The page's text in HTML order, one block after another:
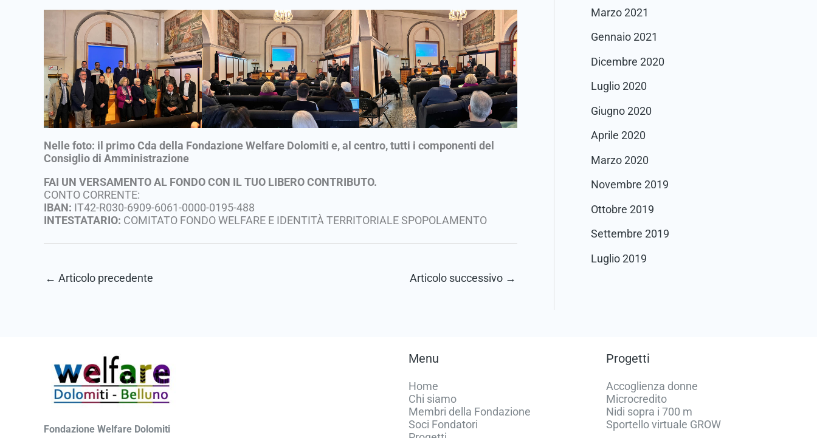
Nelle foto: il primo Cda della Fondazione Welfare Dolomiti e, al centro, tutti i componenti del
Consiglio di Amministrazione
FAI UN VERSAMENTO AL FONDO CON IL TUO LIBERO CONTRIBUTO.
CONTO CORRENTE:
IBAN: IT42-R030-6909-6061-0000-0195-488
INTESTATARIO: COMITATO FONDO WELFARE E IDENTITÀ TERRITORIALE SPOPOLAMENTO
← Articolo precedente Articolo successivo →
Marzo 2021
Gennaio 2021
Dicembre 2020
Luglio 2020
Giugno 2020
Aprile 2020
Marzo 2020
Novembre 2019
Ottobre 2019
Settembre 2019
Luglio 2019
Fondazione Welfare Dolomiti
Menu
Home
Chi siamo
Membri della Fondazione
Soci Fondatori
Progetti
Accoglienza donne
Microcredito
Nidi sopra i 700 m
Sportello virtuale GROW